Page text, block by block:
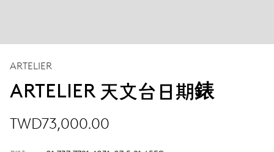
ARTELIER
ARTELIER 天文台日期錶
TWD73,000.00